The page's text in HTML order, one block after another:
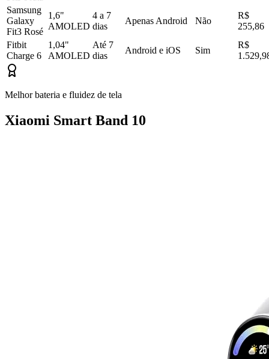
Samsung
Galaxy
Fit3 Rosé
1,6"
AMOLED
4 a 7
dias
Apenas Android Não
R$
255,86
Fitbit
Charge 6
1,04"
AMOLED
Até 7
dias
Android e iOS Sim
R$
Melhor bateria e fluidez de tela
Xiaomi Smart Band 10